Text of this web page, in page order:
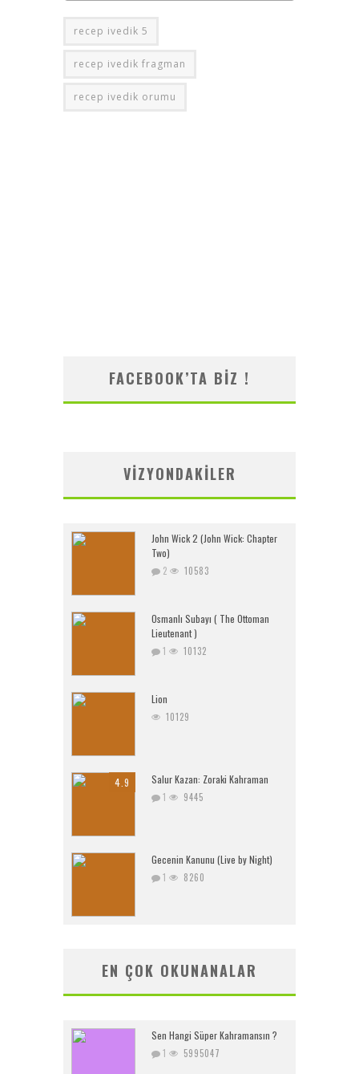
recep ivedik 5
recep ivedik fragman
recep ivedik orumu
FACEBOOK’TA BIZ !
VIZYONDAKILER
John Wick 2 (John Wick: Chapter
Two)
2 10583
Osmanlı Subayı ( The Ottoman
Lieutenant )
1 10132
Lion
10129
4.9 Salur Kazan: Zoraki Kahraman
1 9445
Gecenin Kanunu (Live by Night)
1 8260
EN ÇOK OKUNANALAR
Sen Hangi Süper Kahramansın ?
1 5995047